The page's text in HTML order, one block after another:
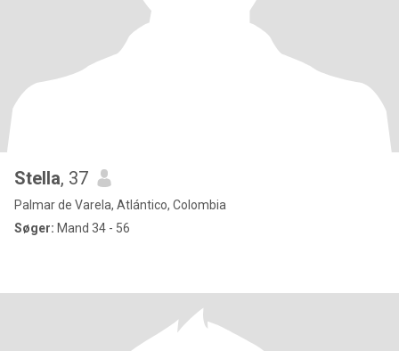
Stella, 37
Palmar de Varela, Atlántico, Colombia
Søger: Mand 34 - 56